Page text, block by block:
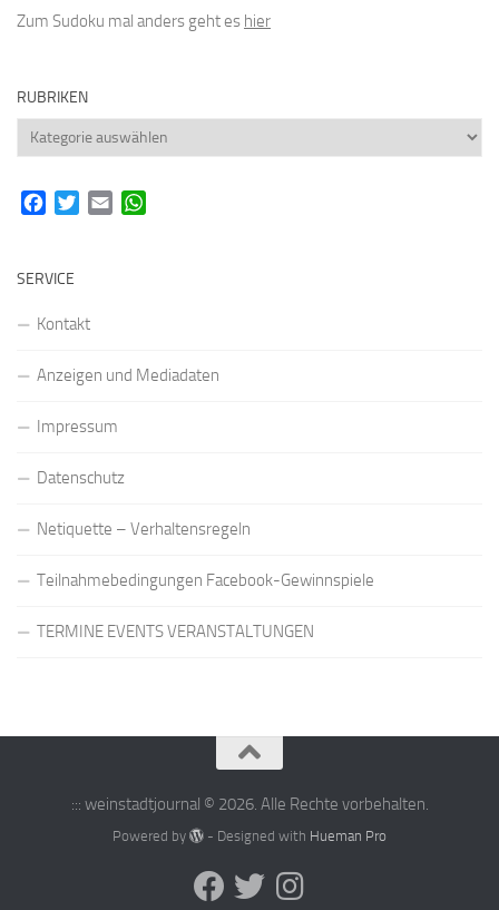
Zum Sudoku mal anders geht es hier
RUBRIKEN
Rubriken
FacebookTwitterEmail
SERVICE
Kontakt
Anzeigen und Mediadaten
Impressum
Datenschutz
Netiquette – Verhaltensregeln
Teilnahmebedingungen Facebook-Gewinnspiele
TERMINE EVENTS VERANSTALTUNGEN
::: weinstadtjournal © 2026. Alle Rechte vorbehalten.
Powered by - Designed with Hueman Pro